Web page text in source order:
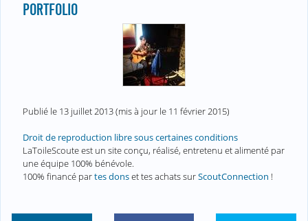
PORTFOLIO
Publié le 13 juillet 2013(mis à jour le 11 février 2015)
Droit de reproduction libre sous certaines conditions
LaToileScoute est un site conçu, réalisé, entretenu et alimenté par
une équipe 100% bénévole.
100% financé partes donset tes achats surScoutConnection !